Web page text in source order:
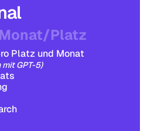
Monat/Platz
Platz und Monat
GPT-5)